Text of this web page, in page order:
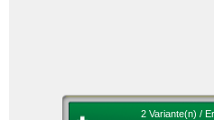
2 Variante(n) /